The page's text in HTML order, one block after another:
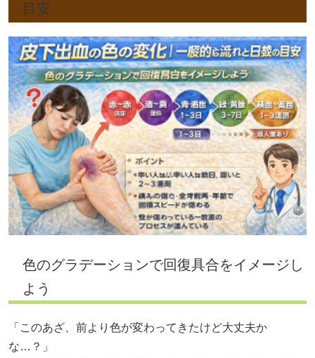
目安
色のグラデーションで回復具合をイメージし
よう
「このあざ、前より色が変わってきたけど大丈夫か
な…？」